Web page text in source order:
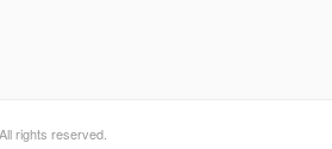
rights reserved.